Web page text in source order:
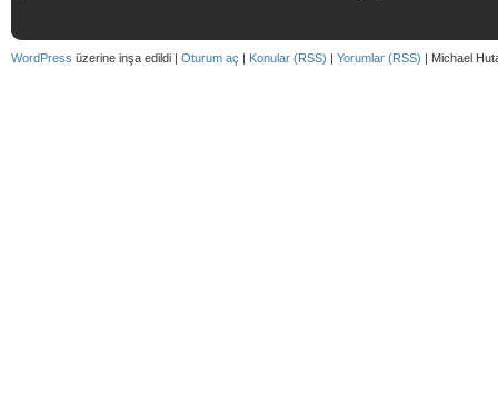
WordPress üzerine inşa edildi | Oturum aç | Konular (RSS) | Yorumlar (RSS) | Michael